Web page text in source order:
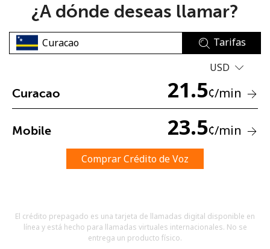
No se ha creado una contraseña
Una letra mayúscula y una minúscula
Un caracter especial
¿A dónde deseas llamar?
Tarifas
USD
Curacao 21.5¢/min
Mobile 23.5¢/min
Comprar Crédito de Voz
El crédito prepagado es una tarjeta de llamadas digital disponible en
línea y está hecho para llamadas virtuales internacionales. No se
entrega un producto físico.